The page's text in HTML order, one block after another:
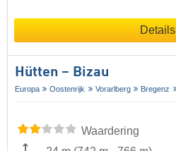
Details
Hütten – Bizau
Europa Oostenrijk Vorarlberg Bregenz
Waardering